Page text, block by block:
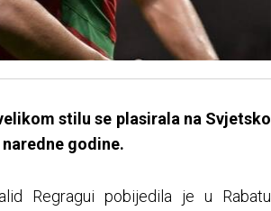
stilu se plasirala na Svjetsko
godine.
Regragui pobijedila je u Rabatu